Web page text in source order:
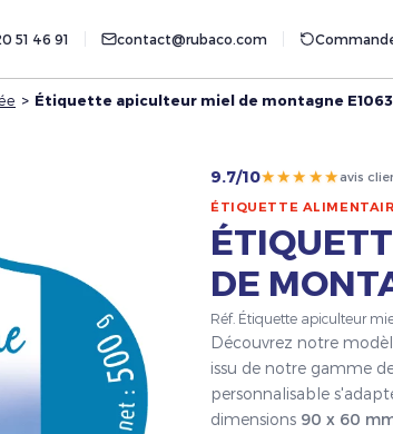
51 46 91 contact@rubaco.com
> Étiquette apiculteur miel de montagne
9.7/10★★★★★avis
ÉTIQUETTE
DE
Réf. Étiquette apiculteur
Découvrez notre
issu de notre gamme
personnalisable
dimensions 90 x 60